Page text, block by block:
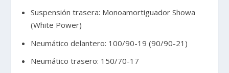
Suspensión trasera: Monoamortiguador Showa
(White Power)
Neumático delantero: 100/90-19 (90/90-21)
Neumático trasero: 150/70-17